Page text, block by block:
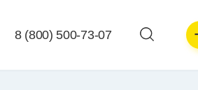
8 (800) 500-73-07